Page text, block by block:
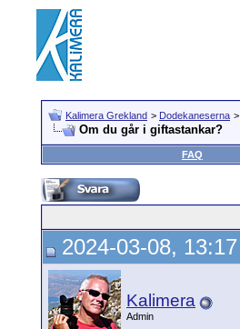
Kalimera Grekland > Dodekaneserna >
Om du går i giftastankar?
FAQ
2024-03-08, 13:17
Kalimera
Admin